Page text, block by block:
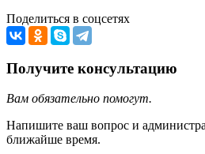
Поделиться в соцсетях
Получите консультацию
Вам обязательно помогут.
Напишите ваш вопрос и
ближайше время.